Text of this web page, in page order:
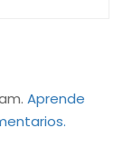
Aprende